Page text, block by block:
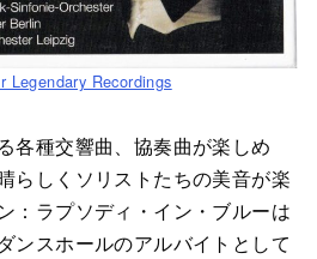
Legendary Recordings
各種交響曲、協奏曲が楽しめ
らしくソリストたちの美音が楽
：ラプソディ・イン・ブルーは
ンスホールのアルバイトとして